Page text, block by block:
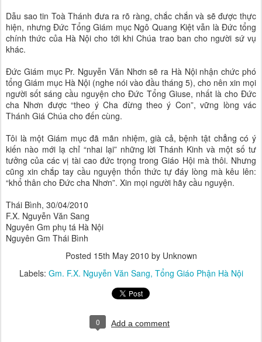
Dẫu sao tin Toà Thánh đưa ra rõ ràng, chắc chắn và sẽ được thực
hiện, nhưng Đức Tổng Giám mục Ngô Quang Kiệt vẫn là Đức tổng
chính thức của Hà Nội cho tới khi Chúa trao ban cho người sứ vụ
khác.
Đức Giám mục Pr. Nguyễn Văn Nhơn sẽ ra Hà Nội nhận chức phó
tổng Giám mục Hà Nội (nghe nói vào đầu tháng 5), cho nên xin mọi
người sốt sáng cầu nguyện cho Đức Tổng Giuse, nhất là cho Đức
cha Nhơn được “theo ý Cha đừng theo ý Con”, vững lòng vác
Thánh Giá Chúa cho đến cùng.
Tôi là một Giám mục đã mãn nhiệm, già cả, bệnh tật chẳng có ý
kiến nào mới lạ chỉ “nhai lại” những lời Thánh Kinh và một số tư
tưởng của các vị tài cao đức trọng trong Giáo Hội mà thôi. Nhưng
cũng xin chắp tay cầu nguyện thổn thức tự đáy lòng mà kêu lên:
“khổ thân cho Đức cha Nhơn”. Xin mọi người hãy cầu nguyện.
Thái Bình, 30/04/2010
F.X. Nguyễn Văn Sang
Nguyên Gm phụ tá Hà Nội
Nguyên Gm Thái Bình
Posted 15th May 2010 by Unknown
Labels: Gm. F.X. Nguyễn Văn Sang Tổng Giáo Phận Hà Nội
0 Add a comment